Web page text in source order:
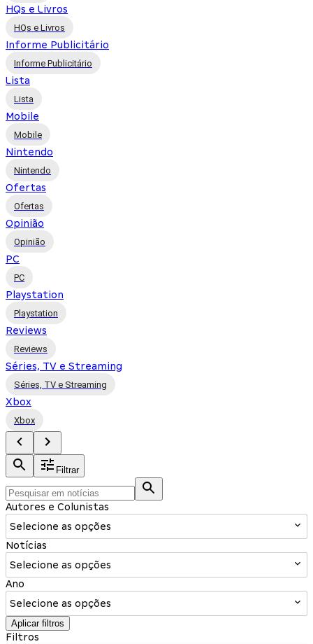
HQs e Livros
HQs e Livros
Informe Publicitário
Informe Publicitário
Lista
Lista
Mobile
Mobile
Nintendo
Nintendo
Ofertas
Ofertas
Opinião
Opinião
PC
PC
Playstation
Playstation
Reviews
Reviews
Séries, TV e Streaming
Séries, TV e Streaming
Xbox
Xbox
Filtrar
Autores e Colunistas
Selecione as opções
Notícias
Selecione as opções
Ano
Selecione as opções
Aplicar filtros
Filtros